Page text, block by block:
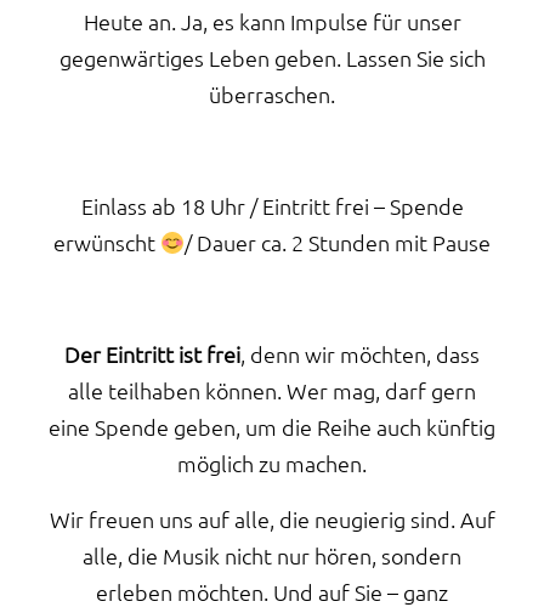
Heute an. Ja, es kann Impulse für unser
gegenwärtiges Leben geben. Lassen Sie sich
überraschen.
Einlass ab 18 Uhr / Eintritt frei – Spende
erwünscht
/ Dauer ca. 2 Stunden mit Pause
Der Eintritt ist frei, denn wir möchten, dass
alle teilhaben können. Wer mag, darf gern
eine Spende geben, um die Reihe auch künftig
möglich zu machen.
Wir freuen uns auf alle, die neugierig sind. Auf
alle, die Musik nicht nur hören, sondern
erleben möchten. Und auf Sie – ganz